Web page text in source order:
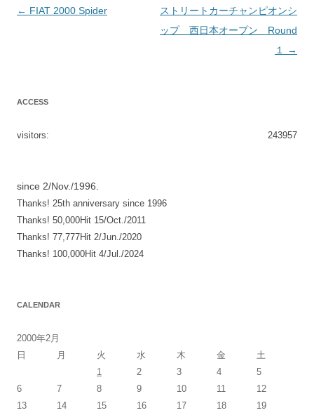
投
← FIAT 2000 Spider
ストリートカーチャンピオンシ
ップ 西日本オープン Round
１
→
ACCESS
243957
visitors:
since 2/Nov./1996.
Thanks! 25th anniversary since 1996
Thanks! 50,000Hit 15/Oct./2011
Thanks! 77,777Hit 2/Jun./2020
Thanks! 100,000Hit 4/Jul./2024
CALENDAR
2000年2月
日
月 火 水 木 金
土
1
2 3 4
5
6
7 8 9 10 11
12
13
14 15 16 17 18
19